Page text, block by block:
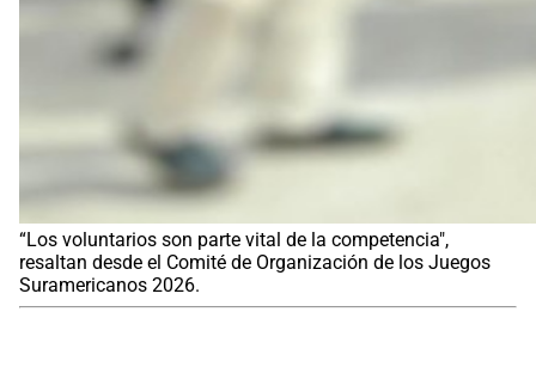
“Los voluntarios son parte vital de la competencia",
resaltan desde el Comité de Organización de los Juegos
Suramericanos 2026.